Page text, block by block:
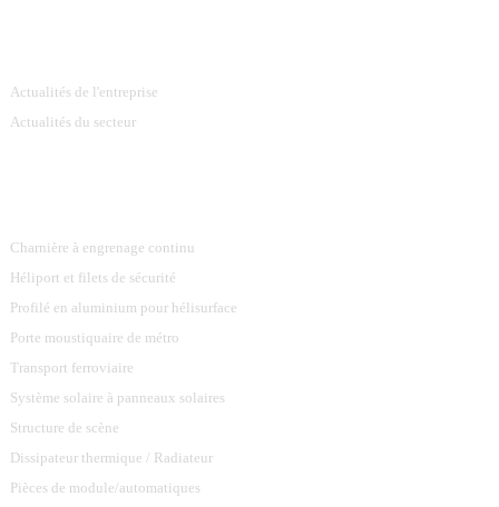
Actualités de l'entreprise
Actualités du secteur
Charnière à engrenage continu
Héliport et filets de sécurité
Profilé en aluminium pour hélisurface
Porte moustiquaire de métro
Transport ferroviaire
Système solaire à panneaux solaires
Structure de scène
Dissipateur thermique / Radiateur
Pièces de module/automatiques